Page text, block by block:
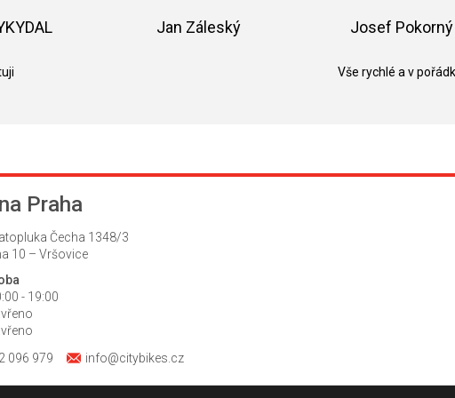
5
hvězdiček.
Jan Záleský Josef Pokorný
Vše rychlé a v
Praha
Čecha 1348/3
10 – Vršovice
- 19:00
096 979
info@citybikes.cz